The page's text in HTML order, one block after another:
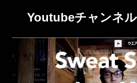
Youtubeチャンネル